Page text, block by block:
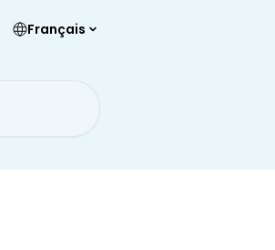
Français